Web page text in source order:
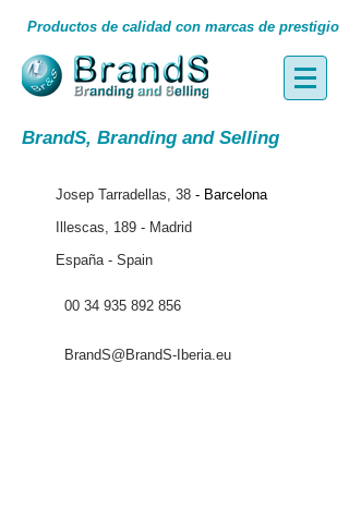
Productos de calidad con marcas de prestigio
BrandS, Branding and Selling
Josep Tarradellas, 38 - Barcelona
Illescas, 189 - Madrid
España - Spain
00 34 935 892 856
BrandS@BrandS-Iberia.eu